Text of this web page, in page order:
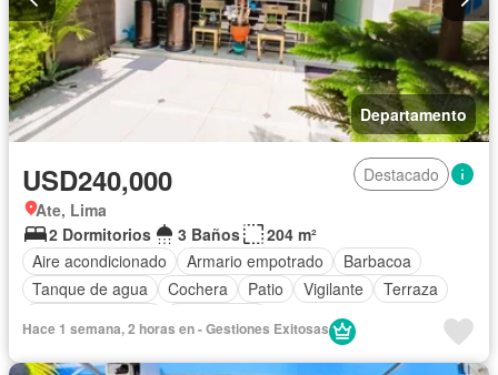
Departamento
USD240,000
Destacado
Ate, Lima
2 Dormitorios
3 Baños
204 m²
Aire acondicionado
Armario empotrado
Barbacoa
Tanque de agua
Cochera Patio Vigilante
Terraza
Hace 1 semana, 2 horas en - Gestiones Exitosas